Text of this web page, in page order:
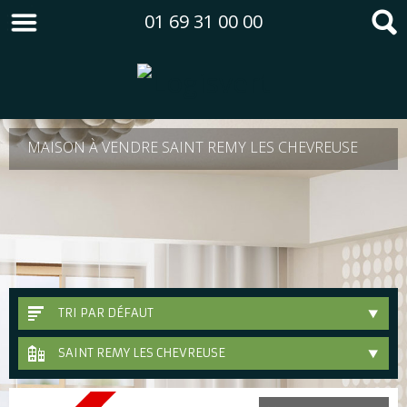
01 69 31 00 00
MAISON À VENDRE SAINT REMY LES CHEVREUSE
TRI PAR DÉFAUT
SAINT REMY LES CHEVREUSE